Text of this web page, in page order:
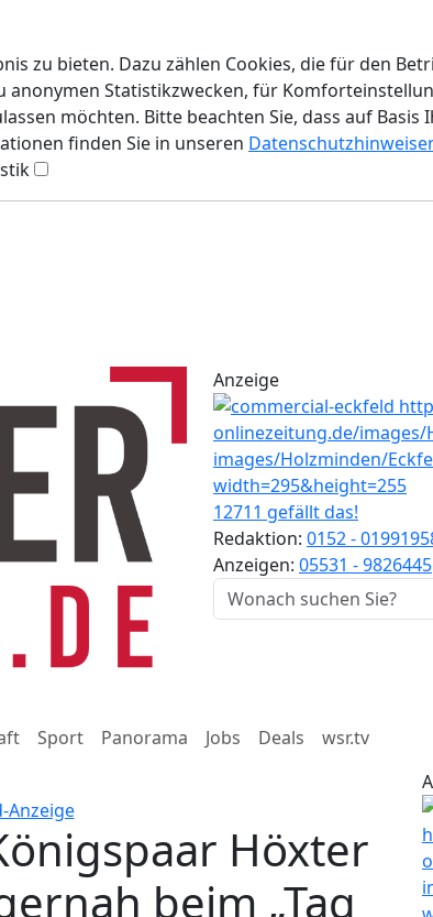
zu bieten. Dazu zählen Cookies, die für den
Statistikzwecken, für
möchten. Bitte beachten Sie, dass auf
finden Sie in unseren
Anzeige
12711 gefällt das!
Redaktion: 0152 -
Anzeigen: 05531 - 9826445
Sport Panorama Jobs Deals
wsr.tv
Höxter
beim „Tag